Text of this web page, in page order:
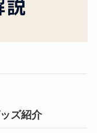
ズ紹介